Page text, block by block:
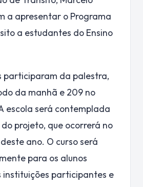
a apresentar o Programa
a estudantes do Ensino
participaram da palestra,
da manhã e 209 no
escola será contemplada
projeto, que ocorrerá no
ano. O curso será
para os alunos
instituições participantes e